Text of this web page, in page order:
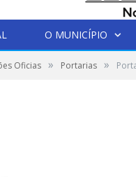
O MUNICÍPIO
Oficias » Portarias »